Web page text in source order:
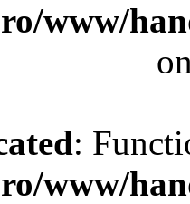
www/
:
www/